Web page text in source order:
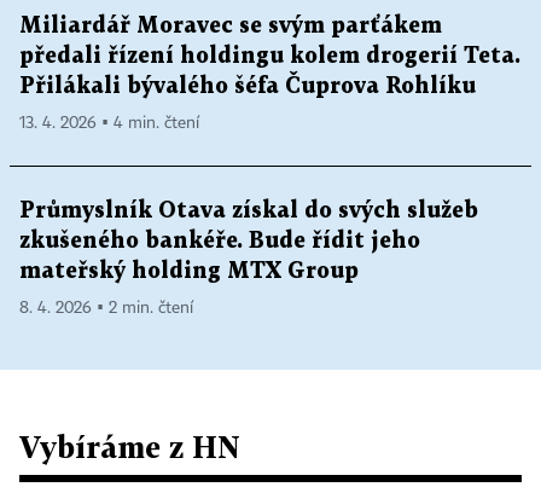
Miliardář Moravec se svým parťákem
předali řízení holdingu kolem drogerií Teta.
Přilákali bývalého šéfa Čuprova Rohlíku
13. 4. 2026 ▪ 4 min. čtení
Průmyslník Otava získal do svých služeb
zkušeného bankéře. Bude řídit jeho
mateřský holding MTX Group
8. 4. 2026 ▪ 2 min. čtení
Vybíráme z HN